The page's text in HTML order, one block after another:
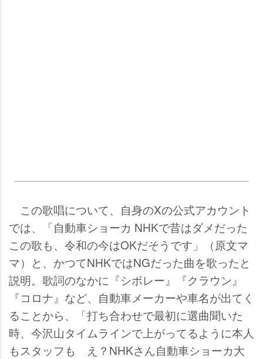
この歌唱について、自身のXの公式アカウント
では、「自動車ショーカ NHKで昔はダメだった
この歌も、令和の今はOKだそうです」（原文マ
マ）と、かつてNHKではNGだった曲を歌ったと
説明。歌詞のなかに『シボレー』『クラウン』
『コロナ』など、自動車メーカーや車名が出てく
ることから、「打ち合わせで最初に選曲聞いた
時、今沢山タイムラインで上がってるように本人
もスタッフも え？NHKさん自動車ショーカ大